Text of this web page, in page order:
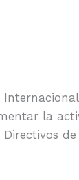
la
de